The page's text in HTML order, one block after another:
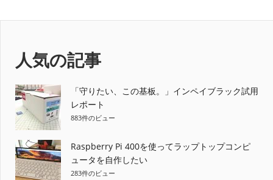
ナ
ビ
ゲ
ー
シ
ョ
ン
人気の記事
「守りたい、この基板。」インペイブラック試用
レポート
883件のビュー
Raspberry Pi 400を使ってラップトップコンピ
ュータを自作したい
283件のビュー